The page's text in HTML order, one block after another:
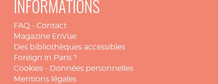
INFORMATIONS
FAQ - Contact
Magazine EnVue
Des bibliothèques accessibles
Foreign in Paris ?
Cookies - Données personnelles
Mentions légales